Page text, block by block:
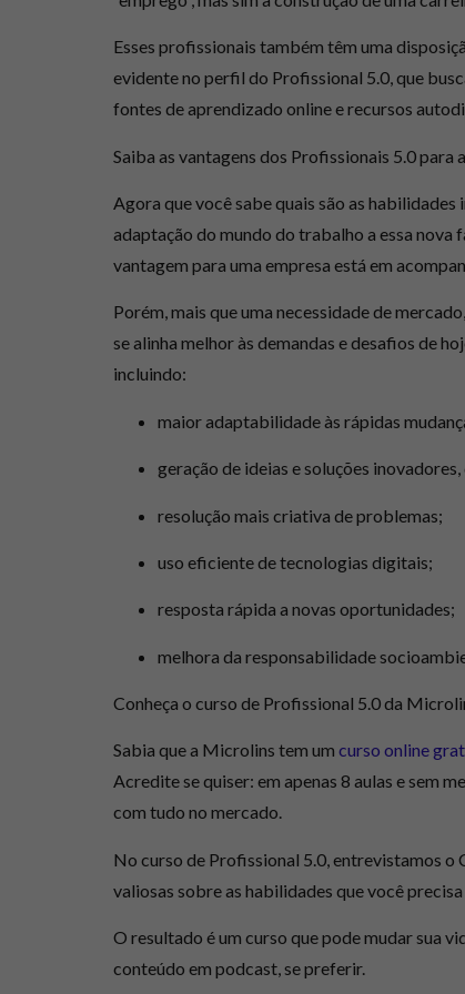
Esses profissionais também têm uma
evidente no perfil do Profissional 5.0, que
fontes de aprendizado online e recursos
Saiba as vantagens dos Profissionais 5.0 para
Agora que você sabequais são as
adaptação do mundo do trabalho a essa nova
vantagem para uma empresa está em
Porém, mais que uma necessidade de
se alinha melhor às demandas e desafios de
incluindo:
maior adaptabilidade às rápidas
geração de ideias e soluções
resolução mais criativa de problemas;
uso eficiente de tecnologias digitais;
resposta rápida a novas oportunidades;
melhora da responsabilidade
Conheça o curso de Profissional 5.0 da
Sabia que a Microlins tem um curso online
Acredite se quiser: em apenas 8 aulas e sem
com tudo no mercado.
No curso de Profissional 5.0, entrevistamos o
valiosas sobre as habilidades que você
O resultado é um curso que pode mudar sua
conteúdo em podcast, se preferir.